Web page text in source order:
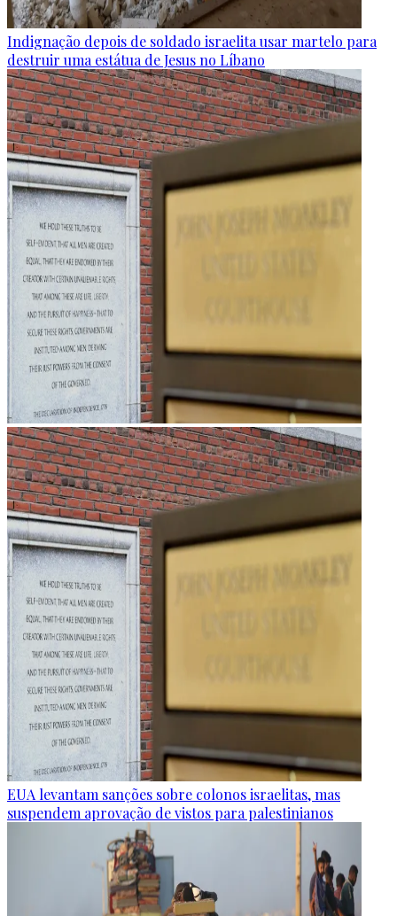
Indignação depois de soldado israelita usar martelo para
destruir uma estátua de Jesus no Líbano
EUA levantam sanções sobre colonos israelitas, mas
suspendem aprovação de vistos para palestinianos